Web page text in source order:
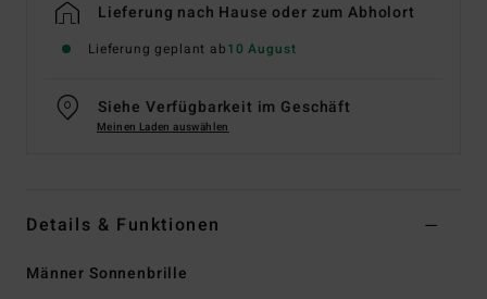
Lieferung nach Hause oder zum Abholort
Lieferung geplant ab10 August
Siehe Verfügbarkeit im Geschäft
Meinen Laden auswählen
Details & Funktionen
Männer Sonnenbrille